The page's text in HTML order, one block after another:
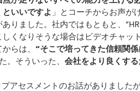
いいですよ 」とコーチからお声が
りました。社内ではもともと、
くなりそうな場合はビデオチャ
らは、 “そこで培ってきた信頼関
。そういった、 会社をより良くす
アセスメントのお話がありました